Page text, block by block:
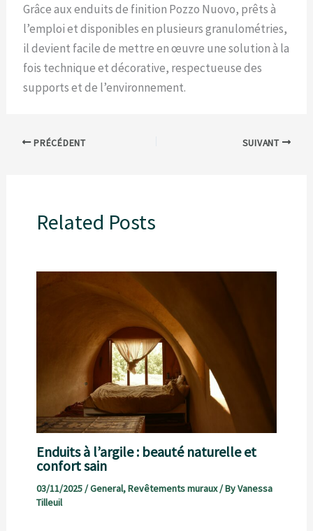
Grâce aux enduits de finition Pozzo Nuovo, prêts à
l’emploi et disponibles en plusieurs granulométries,
il devient facile de mettre en œuvre une solution à la
fois technique et décorative, respectueuse des
supports et de l’environnement.
PRÉCÉDENT SUIVANT
Related Posts
Enduits à l’argile : beauté naturelle et
confort sain
03/11/2025 /General,Revêtements muraux/ ByVanessa
Tilleuil